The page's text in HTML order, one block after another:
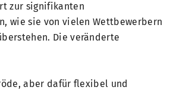
zur signifikanten
wie sie von vielen Wettbewerbern
Die veränderte
aber dafür flexibel und